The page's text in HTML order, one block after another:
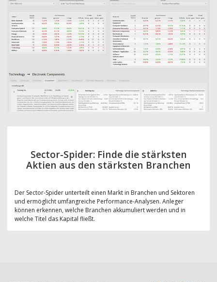
Sector-Spider: Finde die stärksten
Aktien aus den stärksten Branchen
Der Sector-Spider unterteilt einen Markt in Branchen und Sektoren
und ermöglicht umfangreiche Performance-Analysen. Anleger
können erkennen, welche Branchen akkumuliert werden und in
welche Titel das Kapital fließt.